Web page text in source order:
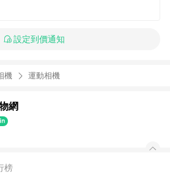
設定到價通知
機 運動相機
網
榜